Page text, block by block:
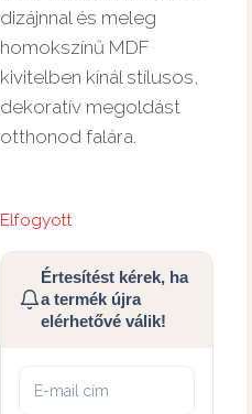
dizájnnal és meleg
homokszínű MDF
kivitelben kínál stílusos,
dekoratív megoldást
otthonod falára.
Elfogyott
Értesítést kérek, ha
a termék újra
elérhetővé válik!